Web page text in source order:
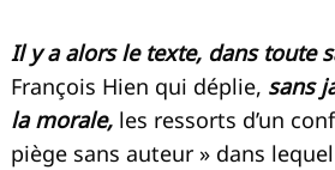
Ily a alors le texte, dans toute
François Hien qui déplie, sans
la morale, les ressorts d’un
piège sans auteur » dans